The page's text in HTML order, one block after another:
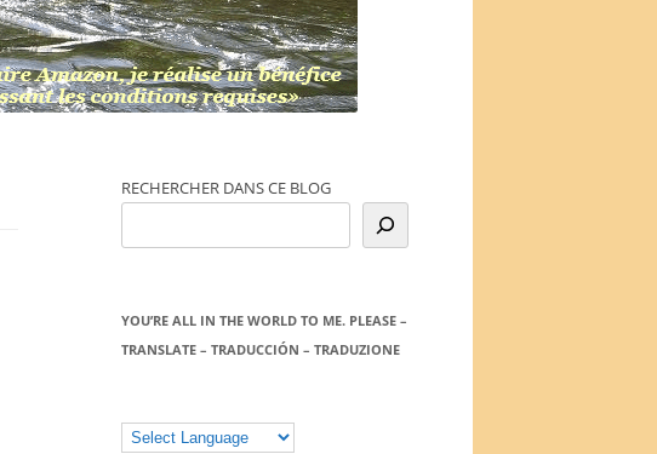
RECHERCHER DANS CE BLOG
YOU’RE ALL IN THE WORLD TO ME. PLEASE –
TRANSLATE – TRADUCCIÓN – TRADUZIONE